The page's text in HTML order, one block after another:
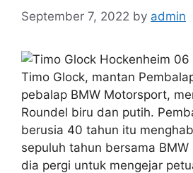
September 7, 2022 by admin
Timo Glock, mantan
pebalap BMW Motorsport,
Roundel biru dan putih.
berusia 40 tahun itu
sepuluh tahun bersama
dia pergi untuk mengejar